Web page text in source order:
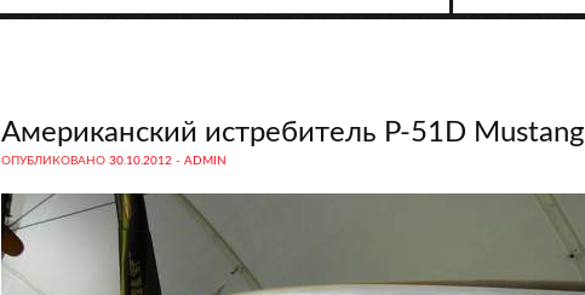
Американский истребитель P-51D Mustang
ОПУБЛИКОВАНО 30.10.2012 - ADMIN